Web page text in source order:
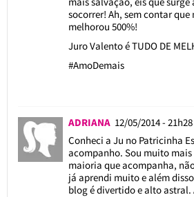
socorrer! Ah, sem contar
melhorou 500%!
Juro Valento é TUDO DE
#AmoDemais
ADRIANA 12/05/2014 - 21h28
Conheci a Ju no Patricinha
acompanho. Sou muito mais
maioria que acompanha,
já aprendi muito e além
blog é divertido e alto astral.